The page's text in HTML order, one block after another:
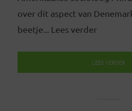
over dit aspect van
beetje... Lees verder
LEES VERDER